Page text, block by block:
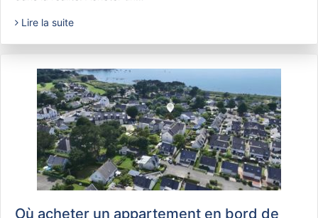
Lire la suite
Où acheter un appartement en bord de